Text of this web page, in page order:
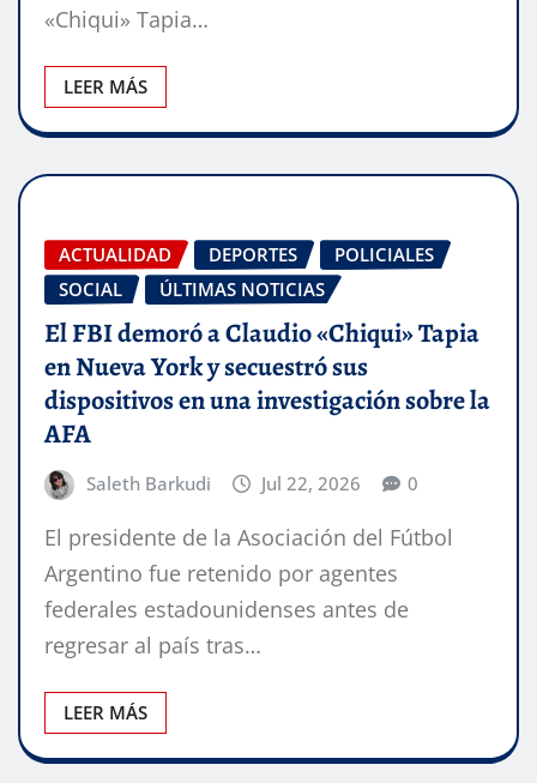
«Chiqui» Tapia…
LEER MÁS
ACTUALIDAD DEPORTES
POLICIALES
SOCIAL
ÚLTIMAS NOTICIAS
El FBI demoró a Claudio «Chiqui» Tapia
en Nueva York y secuestró sus
dispositivos en una investigación sobre la
AFA
Saleth Barkudi Jul 22, 2026 0
El presidente de la Asociación del Fútbol
Argentino fue retenido por agentes
federales estadounidenses antes de
regresar al país tras…
LEER MÁS